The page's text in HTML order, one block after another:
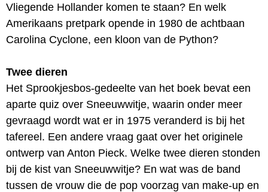
Vliegende Hollander komen te staan? En welk
Amerikaans pretpark opende in 1980 de achtbaan
Carolina Cyclone, een kloon van de Python?
Twee dieren
Het Sprookjesbos-gedeelte van het boek bevat een
aparte quiz over Sneeuwwitje, waarin onder meer
gevraagd wordt wat er in 1975 veranderd is bij het
tafereel. Een andere vraag gaat over het originele
ontwerp van Anton Pieck. Welke twee dieren stonden
bij de kist van Sneeuwwitje? En wat was de band
tussen de vrouw die de pop voorzag van make-up en